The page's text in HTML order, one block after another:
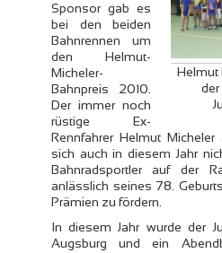
Helmut
der
Sponsor gab es
bei den beiden
Bahnrennen um
den Helmut-
Micheler-
Bahnpreis 2010.
Der immer noch
rüstige Ex-
Rennfahrer Helmut
sich auch in diesem Jahr
Bahnradsportler auf der
anlässlich seines 78.
Prämien zu fördern.
In diesem Jahr wurde der
Augsburg und ein